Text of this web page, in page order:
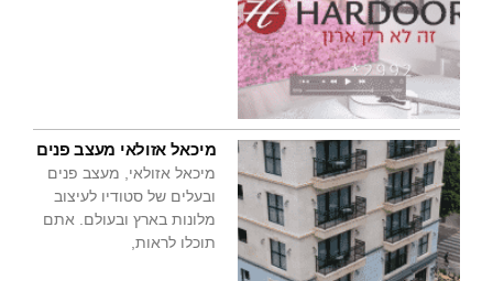
מיכאל אזולאי מעצב פנים
מיכאל אזולאי, מעצב פנים
ובעלים של סטודיו לעיצוב
מלונות בארץ ובעולם. אתם
תוכלו לראות,